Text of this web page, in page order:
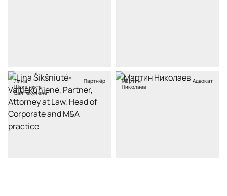
Лина
Шикшнюте-
Вайтекунене
Партнёр
Мартин
Николаев
Адвокат